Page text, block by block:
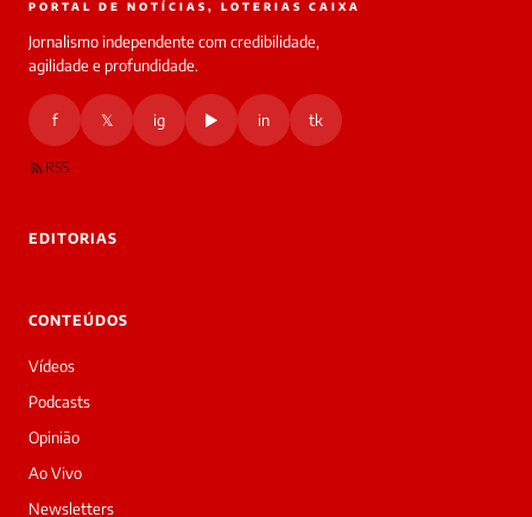
Boa
Sou
a
daqui
do
PORTAL DE NOTÍCIAS, LOTERIAS CAIXA
Jornalismo independente com credibilidade,
agilidade e profundidade.
f 𝕏 ig ▶ in tk
RSS
EDITORIAS
CONTEÚDOS
Vídeos
Podcasts
Opinião
Ao Vivo
Newsletters